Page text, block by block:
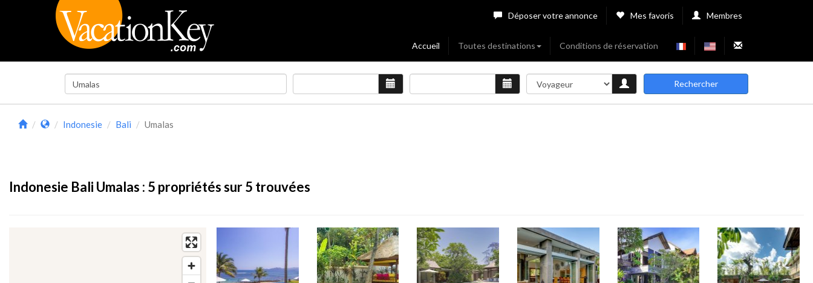
Déposer votre annonce Mes favoris Membres
Accueil Toutes destinations Conditions de réservation
Rechercher
Indonesie Bali Umalas
Indonesie Bali Umalas : 5 propriétés sur 5 trouvées